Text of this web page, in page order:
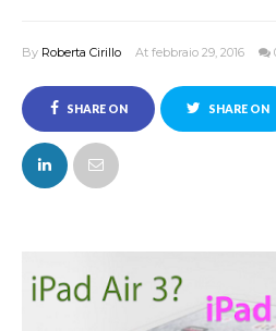
By Roberta Cirillo At febbraio 29, 2016
SHARE ON
FACEBOOK
SHARE ON